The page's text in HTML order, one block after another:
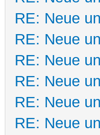
RE: Neue
RE: Neue
RE: Neue
RE: Neue
RE: Neue
RE: Neue